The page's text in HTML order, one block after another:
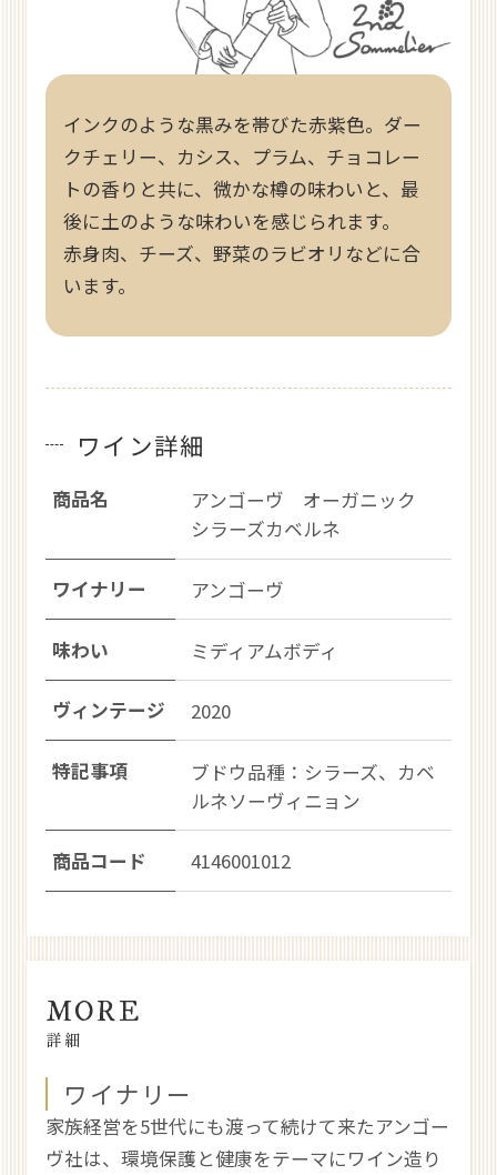
インクのような黒みを帯びた赤紫色。ダー
クチェリー、カシス、プラム、チョコレー
トの香りと共に、微かな樽の味わいと、最
後に土のような味わいを感じられます。
赤身肉、チーズ、野菜のラビオリなどに合
います。
ワイン詳細
商品名
アンゴーヴ オーガニック
シラーズカベルネ
ワイナリー アンゴーヴ
味わい ミディアムボディ
ヴィンテージ 2020
特記事項
ブドウ品種：シラーズ、カベ
ルネソーヴィニョン
商品コード 4146001012
MORE
詳細
ワイナリー
家族経営を5世代にも渡って続けて来たアンゴー
ヴ社は、環境保護と健康をテーマにワイン造り